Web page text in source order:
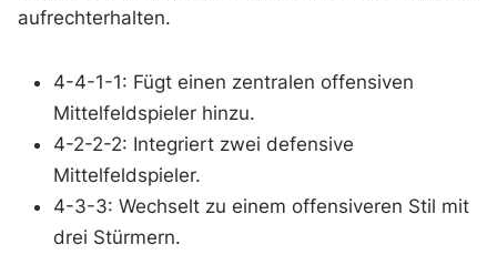
aufrechterhalten.
4-4-1-1: Fügt einen zentralen offensiven
Mittelfeldspieler hinzu.
4-2-2-2: Integriert zwei defensive
Mittelfeldspieler.
4-3-3: Wechselt zu einem offensiveren Stil mit
drei Stürmern.